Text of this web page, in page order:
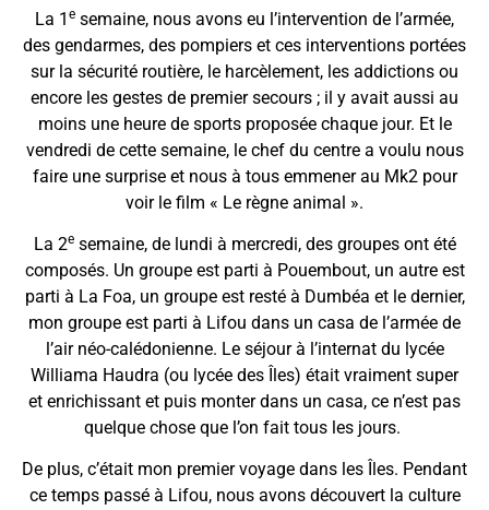
La 1 e semaine, nous avons eu l’intervention de l’armée,
des gendarmes, des pompiers et ces interventions portées
sur la sécurité routière, le harcèlement, les addictions ou
encore les gestes de premier secours ; il y avait aussi au
moins une heure de sports proposée chaque jour. Et le
vendredi de cette semaine, le chef du centre a voulu nous
faire une surprise et nous à tous emmener au Mk2 pour
voir le film « Le règne animal ».
La 2esemaine, de lundi à mercredi, des groupes ont été
composés. Un groupe est parti à Pouembout, un autre est
parti à La Foa, un groupe est resté à Dumbéa et le dernier,
mon groupe est parti à Lifou dans un casa de l’armée de
l’air néo-calédonienne. Le séjour à l’internat du lycée
Williama Haudra (ou lycée des Îles) était vraiment super
et enrichissant et puis monter dans un casa, ce n’est pas
quelque chose que l’on fait tous les jours.
De plus, c’était mon premier voyage dans les Îles. Pendant
ce temps passé à Lifou, nous avons découvert la culture